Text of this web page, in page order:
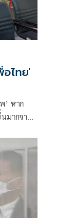
ไทย'
’ หาก
มากจากที่